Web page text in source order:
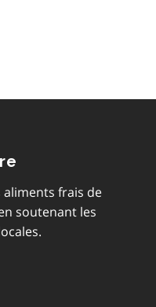
aliments frais de
soutenant les